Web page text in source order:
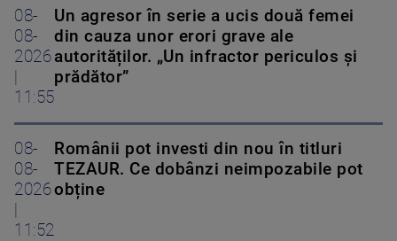
08-
08-
2026
|
11:55
Un agresor în serie a ucis două femei
din cauza unor erori grave ale
autorităților. „Un infractor periculos și
prădător”
08-
08-
2026
|
11:52
Românii pot investi din nou în titluri
TEZAUR. Ce dobânzi neimpozabile pot
obține